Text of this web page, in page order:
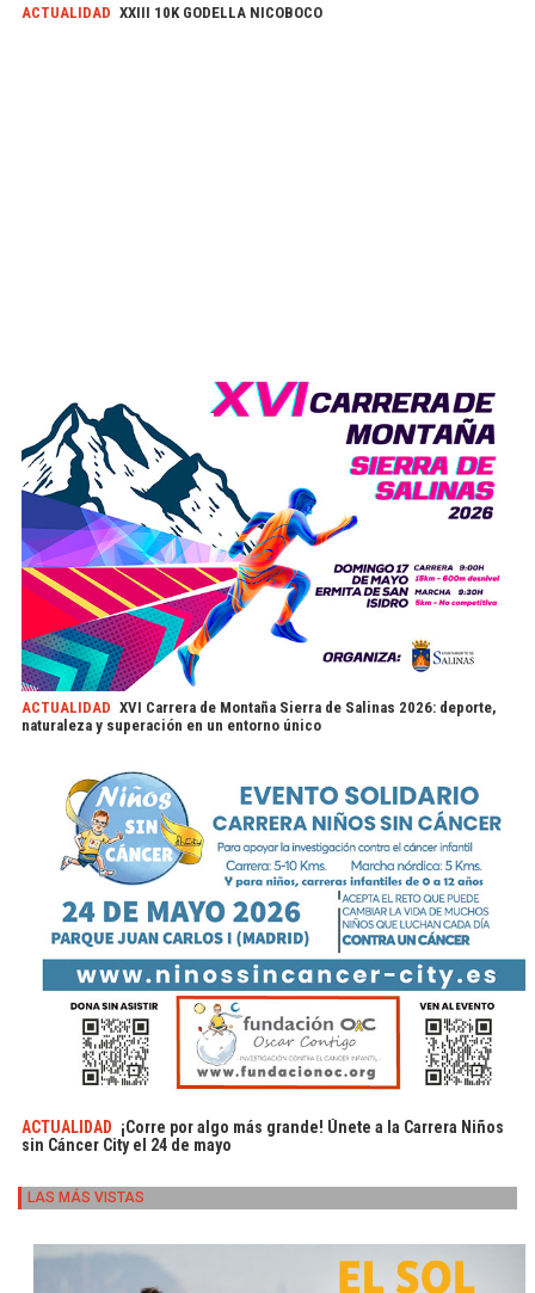
ACTUALIDAD XXIII 10K GODELLA NICOBOCO
ACTUALIDAD XVI Carrera de Montaña Sierra de Salinas 2026: deporte,
naturaleza y superación en un entorno único
ACTUALIDAD ¡Corre por algo más grande! Únete a la Carrera Niños
sin Cáncer City el 24 de mayo
LAS MÁS VISTAS